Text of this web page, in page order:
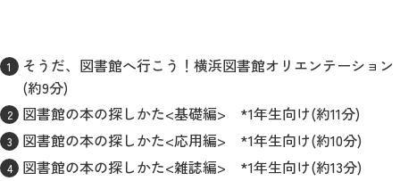
そうだ、図書館へ行こう！横浜図書館オリエンテーション
(約9分)
図書館の本の探しかた<基礎編> *1年生向け(約11分)
図書館の本の探しかた<応用編> *1年生向け(約10分)
図書館の本の探しかた<雑誌編> *1年生向け(約13分)